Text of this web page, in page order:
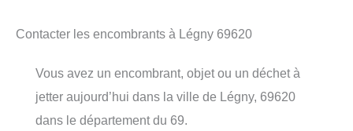
Contacter les encombrants à Légny 69620
Vous avez un encombrant, objet ou un déchet à
jetter aujourd’hui dans la ville de Légny, 69620
dans le département du 69.